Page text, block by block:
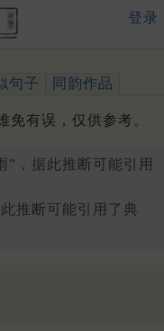
登录
句子 同韵作品
免有误，仅供参考。
”，据此推断可能引用
推断可能引用了典